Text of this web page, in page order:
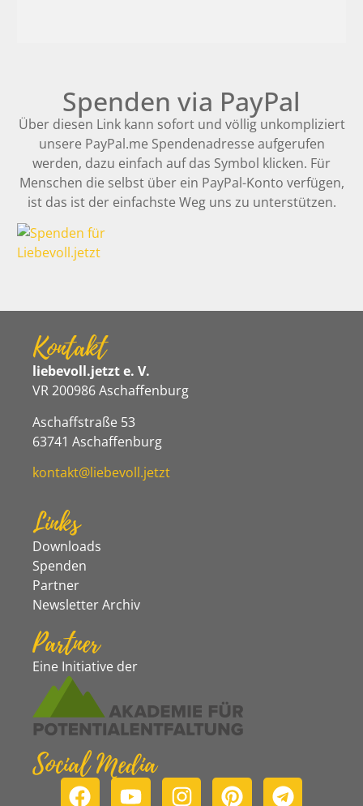
Spenden via PayPal
Über diesen Link kann sofort und völlig unkompliziert
unsere PayPal.me Spendenadresse aufgerufen
werden, dazu einfach auf das Symbol klicken. Für
Menschen die selbst über ein PayPal-Konto verfügen,
ist das ist der einfachste Weg uns zu unterstützen.
Kontakt
liebevoll.jetzt e. V.
VR 200986 Aschaffenburg
Aschaffstraße 53
63741 Aschaffenburg
kontakt@liebevoll.jetzt
Links
Downloads
Spenden
Partner
Newsletter Archiv
Partner
Eine Initiative der
Social Media